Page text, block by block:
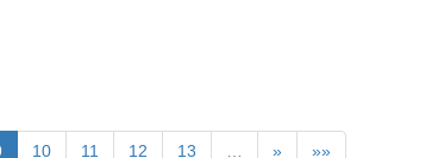
10 11 12 13 » »»